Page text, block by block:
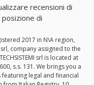
recensioni di
di
2017 in N\A region,
srl, company assigned to the
srl is located at
s.s. 131. We brings you a
legal and financial